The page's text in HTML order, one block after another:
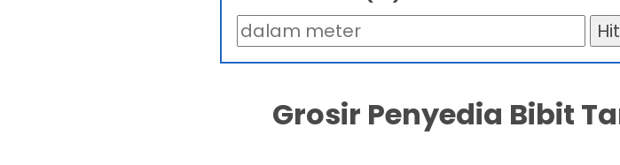
Grosir Penyedia Bibit